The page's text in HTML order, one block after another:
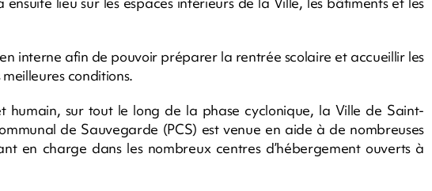
interne afin de pouvoir préparer la rentrée scolaire et accueillir les
conditions.
humain, sur tout le long de la phase cyclonique, la Ville de Saint-
de Sauvegarde (PCS) est venue en aide à de nombreuses
en charge dans les nombreux centres d’hébergement ouverts à